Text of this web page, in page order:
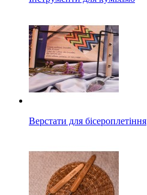
Верстати для бісероплетіння